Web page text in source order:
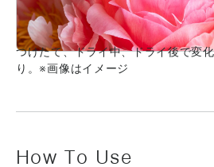
つけたて、ドライ中、ドライ後で変
り。※画像はイメージ